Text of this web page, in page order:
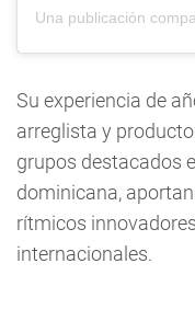
Su experiencia de
arreglista y
grupos destacados
dominicana,
rítmicos
internacionales.